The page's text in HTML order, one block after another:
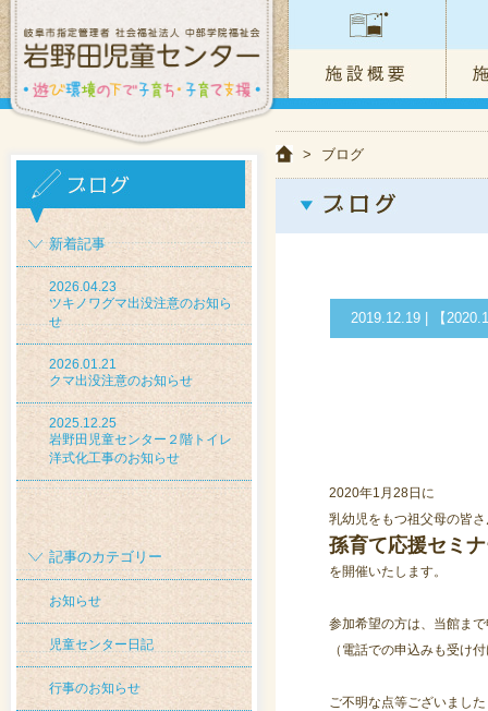
新着記事
2026.04.23
ツキノワグマ出没注意のお知ら
せ
2026.01.21
クマ出没注意のお知らせ
2025.12.25
岩野田児童センター２階トイレ
洋式化工事のお知らせ
記事のカテゴリー
お知らせ
児童センター日記
行事のお知らせ
> ブログ
2019.12.19 | 【
2020年1月28日に
乳幼児をもつ祖父母の皆
孫育て応援セミ
を開催いたします。
参加希望の方は、当館ま
（電話での申込みも受け
ご不明な点等ございまし